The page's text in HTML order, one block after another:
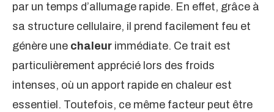
par un temps d’allumage rapide. En effet, grâce à
sa structure cellulaire, il prend facilement feu et
génère une chaleur immédiate. Ce trait est
particulièrement apprécié lors des froids
intenses, où un apport rapide en chaleur est
essentiel. Toutefois, ce même facteur peut être